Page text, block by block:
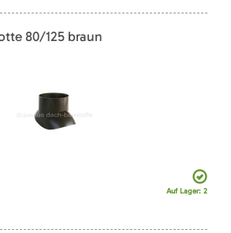
80/125 braun
Auf Lager: 2